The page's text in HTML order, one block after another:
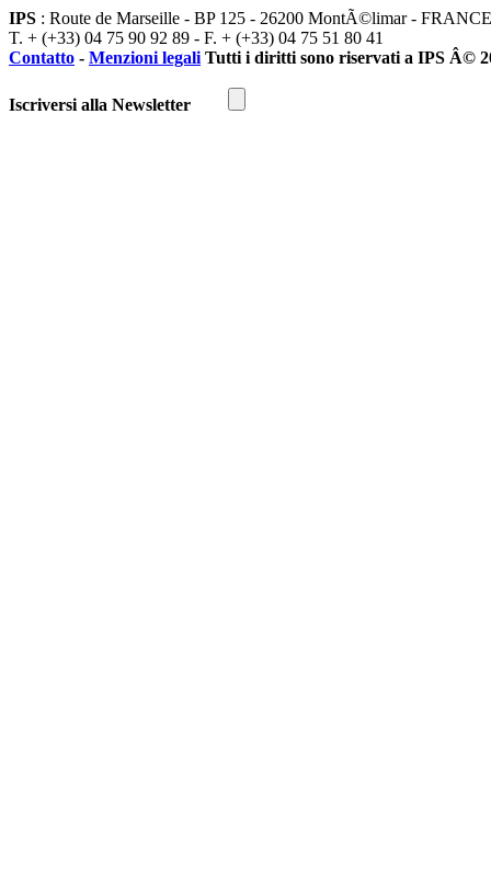
IPS : Route de Marseille - BP 125 - 26200 MontÃ©limar - FRANCE
T. + (+33) 04 75 90 92 89 - F. + (+33) 04 75 51 80 41
Contatto - Menzioni legali Tutti i diritti sono riservati a IPS Â©
Iscriversi alla Newsletter